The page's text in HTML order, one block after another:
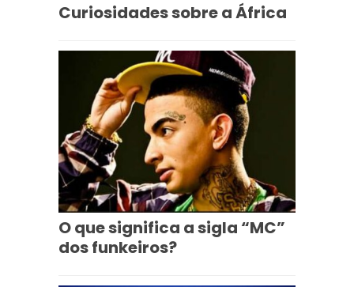
Curiosidades sobre a África
O que significa a sigla “MC”
dos funkeiros?